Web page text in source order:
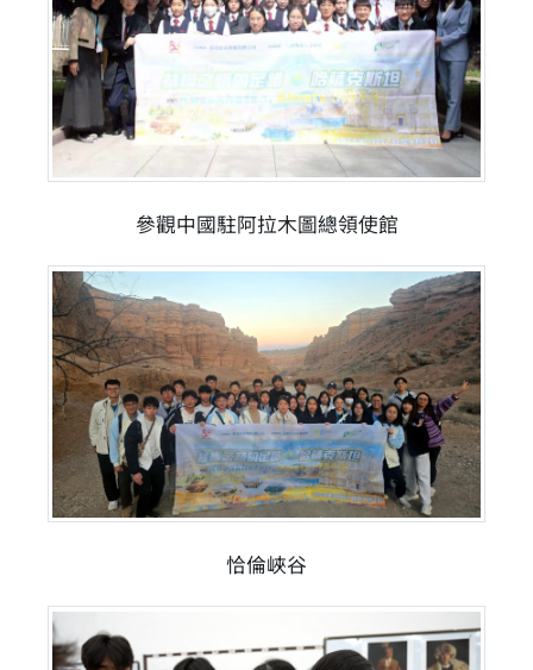
參觀中國駐阿拉木圖總領使館
恰倫峽谷